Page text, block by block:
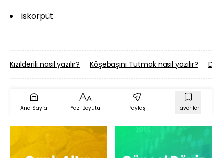
iskorpüt
Kızılderili nasıl yazılır? Köşebaşını Tutmak nasıl yazılır?
Ana Sayfa Yazı Boyutu Paylaş Favoriler